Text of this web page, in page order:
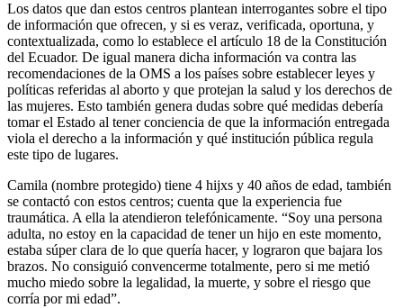
Los datos que dan estos centros plantean interrogantes sobre el tipo
de información que ofrecen, y si es veraz, verificada, oportuna, y
contextualizada, como lo establece el artículo 18 de la Constitución
del Ecuador. De igual manera dicha información va contra las
recomendaciones de la OMS a los países sobre establecer leyes y
políticas referidas al aborto y que protejan la salud y los derechos de
las mujeres. Esto también genera dudas sobre qué medidas debería
tomar el Estado al tener conciencia de que la información entregada
viola el derecho a la información y qué institución pública regula
este tipo de lugares.
Camila (nombre protegido) tiene 4 hijxs y 40 años de edad, también
se contactó con estos centros; cuenta que la experiencia fue
traumática. A ella la atendieron telefónicamente. “Soy una persona
adulta, no estoy en la capacidad de tener un hijo en este momento,
estaba súper clara de lo que quería hacer, y lograron que bajara los
brazos. No consiguió convencerme totalmente, pero si me metió
mucho miedo sobre la legalidad, la muerte, y sobre el riesgo que
corría por mi edad”.